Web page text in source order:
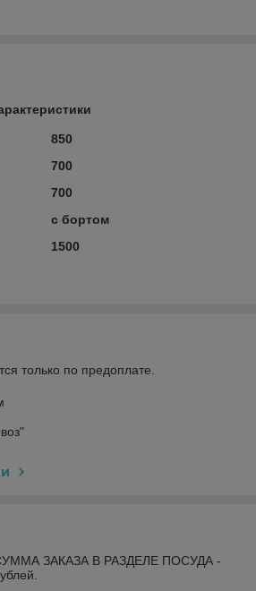
850
700
700
с бортом
1500
только по предоплате.
ЗАКАЗА В РАЗДЕЛЕ ПОСУДА -